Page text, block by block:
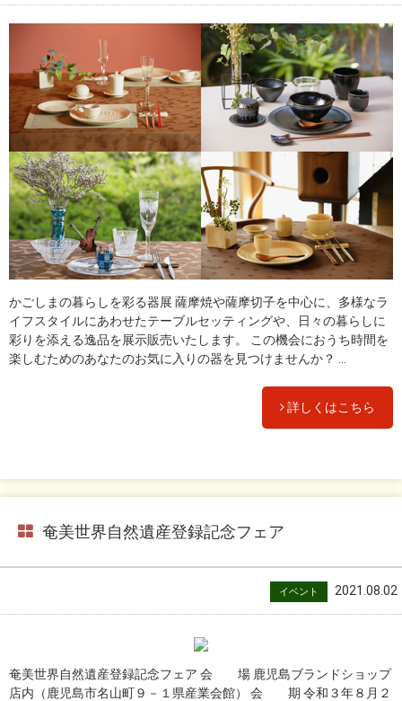
かごしまの暮らしを彩る器展 薩摩焼や薩摩切子を中心に、多様なラ
イフスタイルにあわせたテーブルセッティングや、日々の暮らしに
彩りを添える逸品を展示販売いたします。 この機会におうち時間を
楽しむためのあなたのお気に入りの器を見つけませんか？ ...
詳しくはこちら
奄美世界自然遺産登録記念フェア
イベント 2021.08.02
奄美世界自然遺産登録記念フェア 会 場 鹿児島ブランドショップ
店内（鹿児島市名山町９－１県産業会館） 会 期 令和３年８月２